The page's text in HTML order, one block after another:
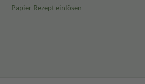
Papier Rezept einlösen